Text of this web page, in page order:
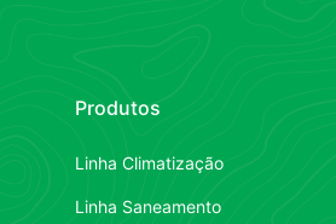
Produtos
Linha Climatização
Linha Saneamento